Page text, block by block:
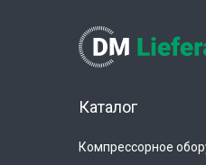
Каталог
Компрессорное